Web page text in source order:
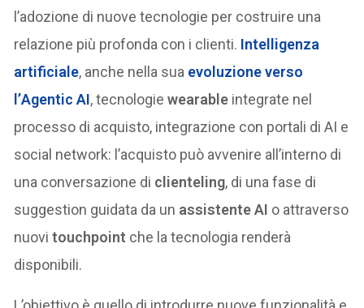
l’adozione di nuove tecnologie per costruire una
relazione più profonda con i clienti. Intelligenza
artificiale, anche nella sua evoluzione verso
l’Agentic AI, tecnologiewearable integrate nel
processo di acquisto, integrazione con portali di AI e
social network: l’acquisto può avvenire all’interno di
una conversazione di clienteling, di una fase di
suggestion guidata da un assistente AI o attraverso
nuovitouchpoint che la tecnologia renderà
disponibili.